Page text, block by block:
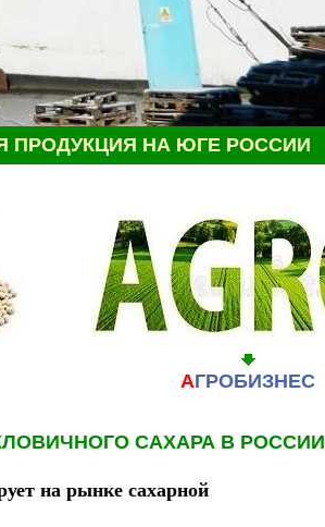
НА ЮГЕ РОССИИ
АГРОБИЗНЕС
САХАРА В РОССИИ
на рынке сахарной